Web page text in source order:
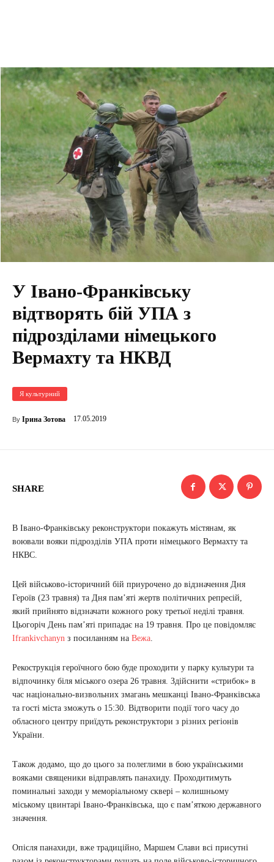
У Івано-Франківську
відтворять бій УПА з
підрозділами німецького
Вермахту та НКВД
Я культурний
By Ірина Зотова 17.05.2019
SHARE
В Івано-Франківську реконструктори покажуть містянам, як
воювали вояки підрозділів УПА проти німецького Вермахту та
НКВС.
Цей військово-історичний бій приурочено до відзначення Дня
Героїв (23 травня) та Дня пам’яті жертв політичних репресій,
який прийнято відзначати кожного року третьої неділі травня.
Цьогоріч День пам’яті припадає на 19 травня. Про це повідомляє
Ifrankivchanyn з посиланням на Вежа
Рекострукція героїчного бою буде проходити у парку культури та
відпочинку біля міського озера 26 травня. Здійснити «стрибок» в
час національно-визвольних змагань мешканці Івано-Франківська
та гості міста зможуть о 15:30. Відтворити події того часу до
обласного центру приїдуть реконструктори з різних регіонів
України.
Також додамо, що до цього за полеглими в бою українськими
вояками священики відправлять панахиду. Проходитимуть
поминальні заходи у меморіальному сквері – колишньому
міському цвинтарі Івано-Франківська, що є пам’яткою державного
значення.
Опісля панахиди, вже традиційно, Маршем Слави всі присутні